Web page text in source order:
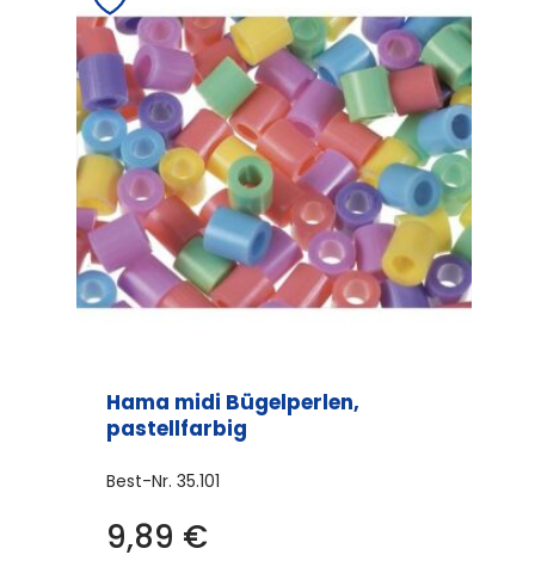
Hama midi Bügelperlen,
pastellfarbig
Best-Nr. 35.101
9,89 €